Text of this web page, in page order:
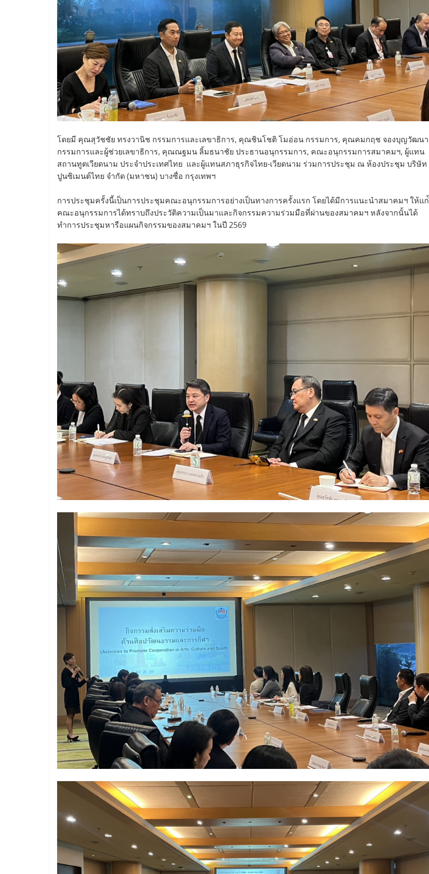
โดยมี คุณสุวัชชัย ทรงวานิช กรรมการและเลขาธิการ, คุณชินโชติ โมอ่อน กรรมการ, คุณคมกฤช จองบุญวัฒนา
กรรมการและผู้ช่วยเลขาธิการ, คุณณฐมน ลิ้มธนาชัย ประธานอนุกรรมการ, คณะอนุกรรมการสมาคมฯ, ผู้แทน
สถานทูตเวียดนาม ประจำประเทศไทย และผู้แทนสภาธุรกิจไทย-เวียดนาม ร่วมการประชุม ณ ห้องประชุม บริษัท
ปูนซิเมนต์ไทย จำกัด (มหาชน) บางซื่อ กรุงเทพฯ
การประชุมครั้งนี้เป็นการประชุมคณะอนุกรรมการอย่างเป็นทางการครั้งแรก โดยได้มีการแนะนำสมาคมฯ ให้แก่้
คณะอนุกรรมการได้ทราบถึงประวัติความเป็นมาและกิจกรรมความร่วมมือที่ผ่านของสมาคมฯ หลังจากนั้นได้
ทำการประชุมหารือแผนกิจกรรมของสมาคมฯ ในปี 2569